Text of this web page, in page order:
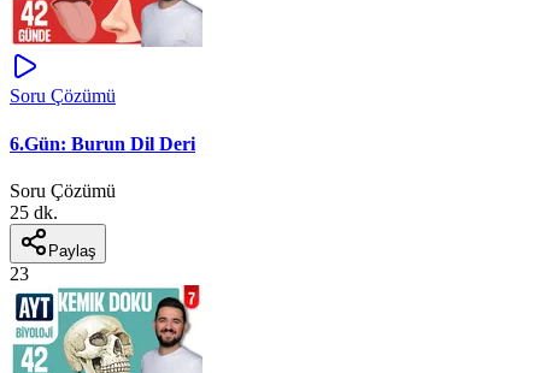
Soru Çözümü
6.Gün: Burun Dil Deri
Soru Çözümü
25 dk.
Paylaş
23